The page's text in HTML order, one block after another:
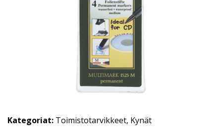
Kategoriat: Toimistotarvikkeet, Kynät